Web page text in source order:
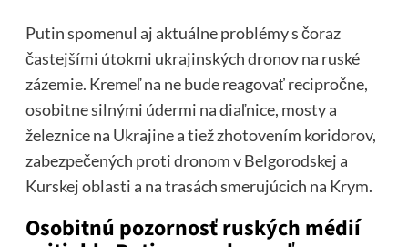
Putin spomenul aj aktuálne problémy s čoraz
častejšími útokmi ukrajinských dronov na ruské
zázemie. Kremeľ na ne bude reagovať recipročne,
osobitne silnými údermi na diaľnice, mosty a
železnice na Ukrajine a tiež zhotovením koridorov,
zabezpečených proti dronom v Belgorodskej a
Kurskej oblasti a na trasách smerujúcich na Krym.
Osobitnú pozornosť ruských médií